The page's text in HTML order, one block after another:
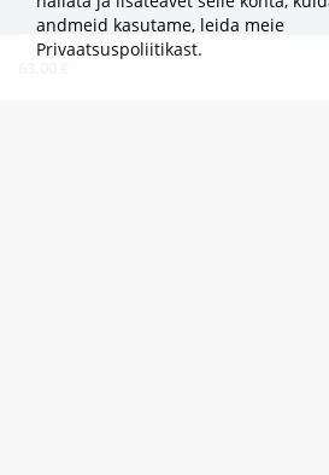
TEAVE
andmeid kasutame, leida meie
Privaatsuspoliitikast.